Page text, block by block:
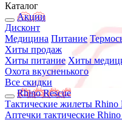
Каталог
Акции
Дисконт
Медицина Питание
Хиты продаж
Хиты питание Хиты
Охота вкусненького
Все скидки
Rhino Rescue
Тактические жилеты Rhino
Аптечки тактические Rhino